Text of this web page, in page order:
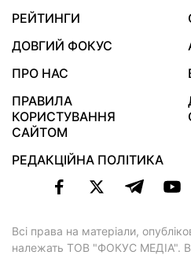
РЕЙТИНГИ
ДОВГИЙ ФОКУС
ПРО НАС
ПРАВИЛА
КОРИСТУВАННЯ
САЙТОМ
РЕДАКЦІЙНА ПОЛІТИКА
Всі права на матеріали,
належать ТОВ "ФОКУС МЕДІА".